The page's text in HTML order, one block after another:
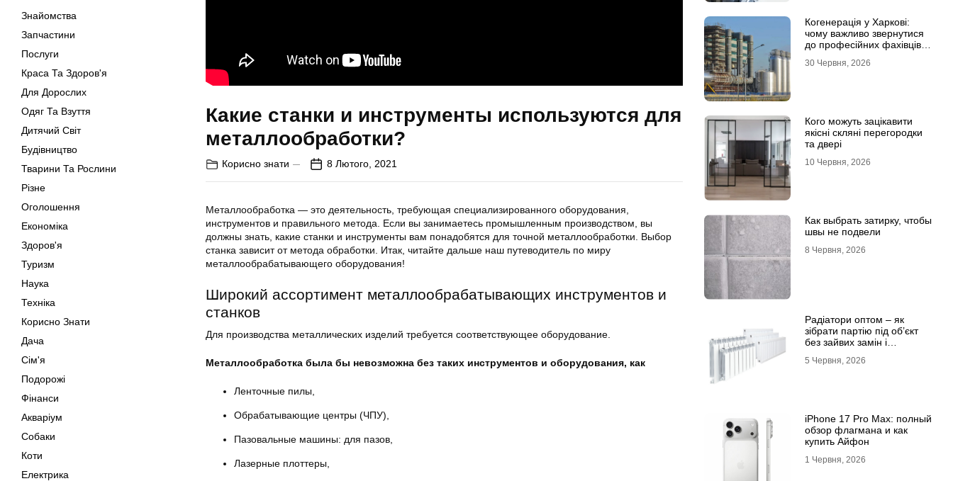
Знайомства
Запчастини
Послуги
Краса Та Здоров'я
Для Дорослих
Одяг Та Взуття
Дитячий Світ
Будівництво
Тварини Та Рослини
Різне
Оголошення
Економіка
Здоров'я
Туризм
Наука
Техніка
Корисно Знати
Дача
Сім'я
Подорожі
Фінанси
Акваріум
Собаки
Коти
Електрика
Какие станки и инструменты используются для
металлообработки?
Корисно знати 8 Лютого, 2021
Металлообработка — это деятельность, требующая специализированного оборудования,
инструментов и правильного метода. Если вы занимаетесь промышленным производством, вы
должны знать, какие станки и инструменты вам понадобятся для точной металлообработки. Выбор
станка зависит от метода обработки. Итак, читайте дальше наш путеводитель по миру
металлообрабатывающего оборудования!
Широкий ассортимент металлообрабатывающих инструментов и
станков
Для производства металлических изделий требуется соответствующее оборудование.
Металлообработка была бы невозможна без таких инструментов и оборудования, как
Ленточные пилы,
Обрабатывающие центры (ЧПУ),
Пазовальные машины: для пазов,
Лазерные плоттеры,
Когенерація у Харкові:
чому важливо звернутися
до професійних фахівців з
30 Червня, 2026
Кого можуть зацікавити
якісні скляні перегородки
та двері
10 Червня, 2026
Как выбрать затирку, чтобы
швы не подвели
8 Червня, 2026
Радіатори оптом – як
зібрати партію під об’єкт
без зайвих замін і
5 Червня, 2026
iPhone 17 Pro Max: полный
обзор флагмана и как
купить Айфон
1 Червня, 2026